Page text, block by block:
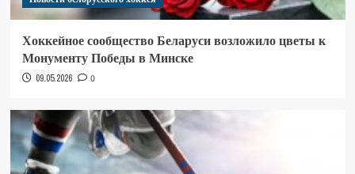
Хоккейное сообщество Беларуси возложило цветы к
Монументу Победы в Минске
09.05.2026 0